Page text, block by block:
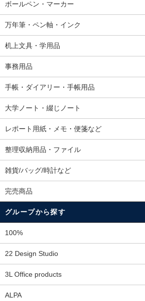
ボールペン・マーカー
万年筆・ペン軸・インク
机上文具・学用品
事務用品
手帳・ダイアリー・手帳用品
大学ノート・綴じノート
レポート用紙・メモ・便箋など
整理収納用品・ファイル
雑貨/バッグ/時計など
完売商品
グループから探す
100%
22 Design Studio
3L Office products
ALPA